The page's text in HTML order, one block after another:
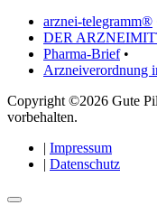
arznei-telegramm®
DER
Pharma-Brief•
Arzneiverordnung
Copyright ©2026 Gute
vorbehalten.
| Impressum
| Datenschutz